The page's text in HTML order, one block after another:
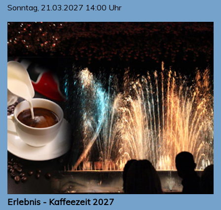
Sonntag, 21.03.2027 14:00 Uhr
Erlebnis - Kaffeezeit 2027